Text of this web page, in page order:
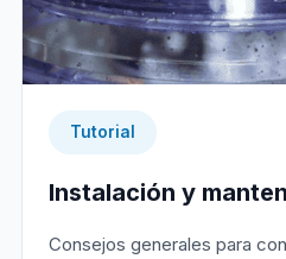
Tutorial
Instalación y
Consejos generales para